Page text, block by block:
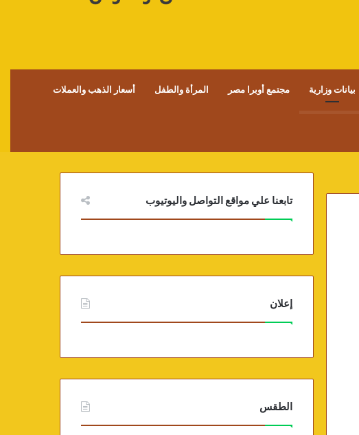
بيانات وزارية مجتمع أوبرا مصر المرأة والطفل أسعار الذهب والعملات
تابعنا علي مواقع التواصل واليوتيوب
إعلان
الطقس